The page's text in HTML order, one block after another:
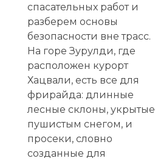
спасательных работ и
разберем основы
безопасности вне трасс.
На горе Зурулди, где
расположен курорт
Хацвали, есть все для
фрирайда: длинные
лесные склоны, укрытые
пушистым снегом, и
просеки, словно
созданные для